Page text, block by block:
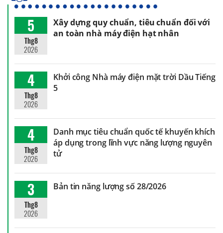
5
Thg8
2026
Xây dựng quy chuẩn, tiêu chuẩn đối với
an toàn nhà máy điện hạt nhân
4
Thg8
2026
Khởi công Nhà máy điện mặt trời Dầu Tiếng
5
4
Thg8
2026
Danh mục tiêu chuẩn quốc tế khuyến khích
áp dụng trong lĩnh vực năng lượng nguyên
tử
3
Thg8
2026
Bản tin năng lượng số 28/2026